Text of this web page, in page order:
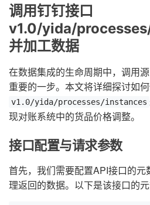
调用钉钉接口
v1.0/yida/
并加工数据
在数据集成的生命周期中，调用
重要的一步。本文将详细探讨如
v1.0/yida/processes/instances
现对账系统中的货品价格调整。
接口配置与请求参数
首先，我们需要配置API接口的
理返回的数据。以下是该接口的元